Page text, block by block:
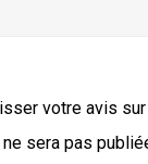
votre avis sur
sera pas